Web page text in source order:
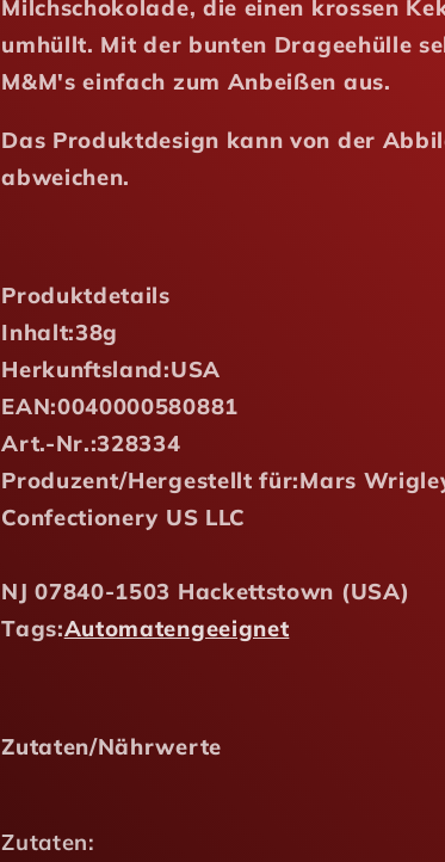
Milchschokolade, die einen krossen
umhüllt. Mit der bunten Drageehülle
M&M's einfach zum Anbeißen aus.
Das Produktdesign kann von der
abweichen.
Produktdetails
Inhalt:38g
Herkunftsland:USA
EAN:0040000580881
Art.-Nr.:328334
Produzent/Hergestellt für:Mars
Confectionery US LLC
NJ 07840-1503 Hackettstown (USA)
Tags:Automatengeeignet
Zutaten/Nährwerte
Zutaten: